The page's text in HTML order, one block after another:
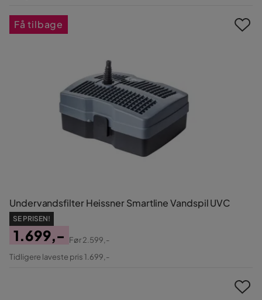
Undervandsfilter Heissner Smartline Vandspil UVC
SE PRISEN!
Pris
1.699,-
Original
Før2.599,-
Tidligere laveste pris 1.699,-
Få tilbage